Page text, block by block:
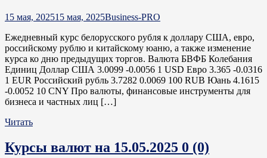
15 мая, 202515 мая, 2025Business-PRO
Ежедневный курс белорусского рубля к доллару США, евро,
российскому рублю и китайскому юаню, а также изменение
курса ко дню предыдущих торгов. Валюта БВФБ Колебания
Единиц Доллар США 3.0099 -0.0056 1 USD Евро 3.365 -0.0316
1 EUR Российский рубль 3.7282 0.0069 100 RUB Юань 4.1615
-0.0052 10 CNY Про валюты, финансовые инструменты для
бизнеса и частных лиц […]
Читать
Курсы валют на 15.05.2025 0 (0)